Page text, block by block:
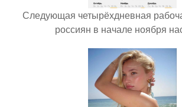
Следующая четырёхдневная
россиян в начале ноября